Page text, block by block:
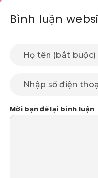
Bình luận
Mời bạn để lại bình luận